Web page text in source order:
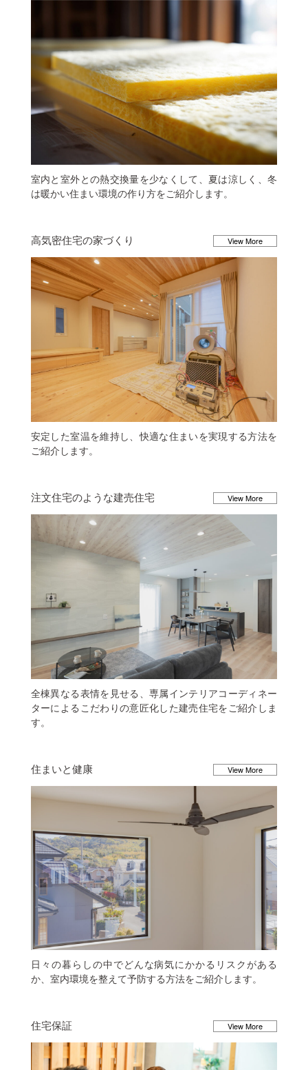
室内と室外との熱交換量を少なくして、夏は涼しく、冬
は暖かい住まい環境の作り方をご紹介します。
高気密住宅の家づくり View More
安定した室温を維持し、快適な住まいを実現する方法を
ご紹介します。
注文住宅のような建売住宅 View More
全棟異なる表情を見せる、専属インテリアコーディネー
ターによるこだわりの意匠化した建売住宅をご紹介しま
す。
住まいと健康 View More
日々の暮らしの中でどんな病気にかかるリスクがある
か、室内環境を整えて予防する方法をご紹介します。
住宅保証 View More